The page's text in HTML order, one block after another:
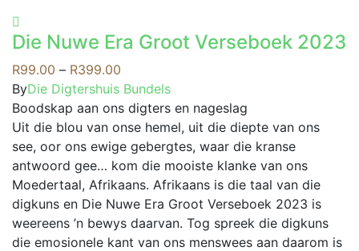
may
be
chosen
on
the
product
page
multiple
variants.
The
options
may
be
chosen
on
the
product
page
Die Nuwe Era Groot Verseboek 2023
R99.00 – R399.00
range:
R99.00
through
R399.00
ByDie Digtershuis Bundels
Boodskap aan ons digters en nageslag
Uit die blou van onse hemel, uit die diepte van ons
see, oor ons ewige gebergtes, waar die kranse
antwoord gee… kom die mooiste klanke van ons
Moedertaal, Afrikaans. Afrikaans is die taal van die
digkuns en Die Nuwe Era Groot Verseboek 2023 is
weereens ’n bewys daarvan. Tog spreek die digkuns
die emosionele kant van ons menswees aan daarom is